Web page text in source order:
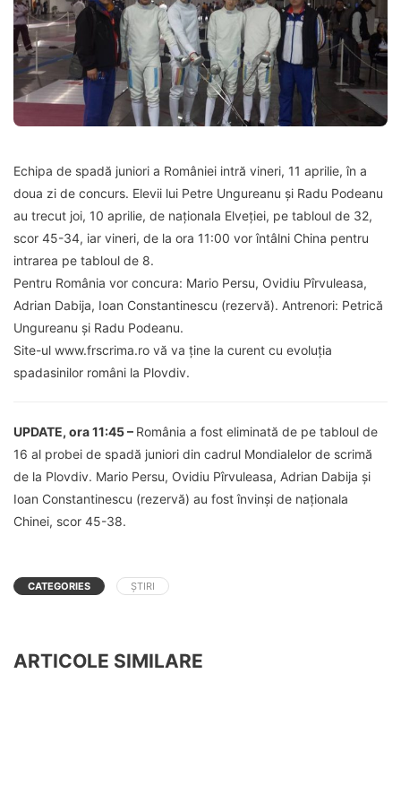
Echipa de spadă juniori a României intră vineri, 11 aprilie, în a
doua zi de concurs. Elevii lui Petre Ungureanu și Radu Podeanu
au trecut joi, 10 aprilie, de naționala Elveției, pe tabloul de 32,
scor 45-34, iar vineri, de la ora 11:00 vor întâlni China pentru
intrarea pe tabloul de 8.
Pentru România vor concura: Mario Persu, Ovidiu Pîrvuleasa,
Adrian Dabija, Ioan Constantinescu (rezervă). Antrenori: Petrică
Ungureanu şi Radu Podeanu.
Site-ul www.frscrima.ro vă va ține la curent cu evoluția
spadasinilor români la Plovdiv.
UPDATE, ora 11:45 – România a fost eliminată de pe tabloul de
16 al probei de spadă juniori din cadrul Mondialelor de scrimă
de la Plovdiv. Mario Persu, Ovidiu Pîrvuleasa, Adrian Dabija și
Ioan Constantinescu (rezervă) au fost învinși de naționala
Chinei, scor 45-38.
CATEGORIES ȘTIRI
ARTICOLE SIMILARE